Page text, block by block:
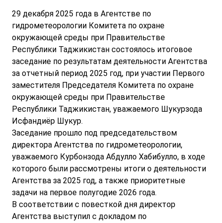
29 декабря 2025 года в Агентстве по
гидрометеорологии Комитета по охране
окружающей среды при Правительстве
Республики Таджикистан состоялось итоговое
заседание по результатам деятельности Агентства
за отчетный период 2025 год, при участии Первого
заместителя Председателя Комитета по охране
окружающей среды при Правительстве
Республики Таджикистан, уважаемого Шукурзода
Исфандиёр Шукур.
Заседание прошло под председательством
директора Агентства по гидрометеорологии,
уважаемого Курбонзода Абдулло Хабибулло, в ходе
которого были рассмотрены итоги о деятельности
Агентства за 2025 год, а также приоритетные
задачи на первое полугодие 2026 года.
В соответствии с повесткой дня директор
Агентства выступил с докладом по